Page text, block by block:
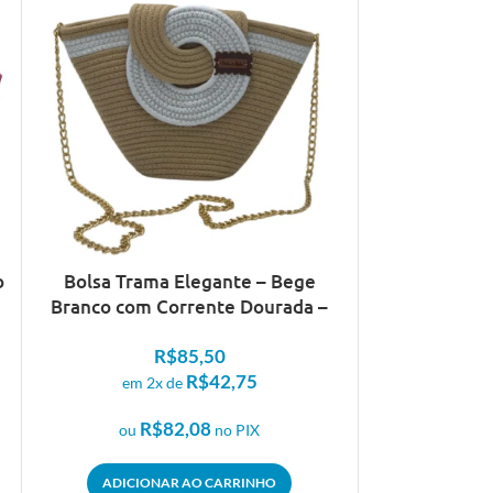
Bolsa Trama Elegante – Bege
Branco com Corrente Dourada –
R$85,50
em 2x de R$42,75
ou R$82,08 no PIX
ADICIONAR AO CARRINHO